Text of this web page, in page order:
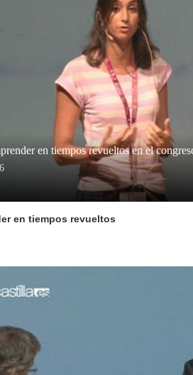
en tiempos revueltos en el
en tiempos revueltos